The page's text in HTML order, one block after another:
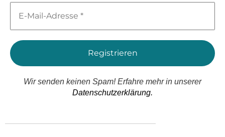
Mail-
*
Wir senden keinen Spam! Erfahre mehr in unserer
Datenschutzerklärung.